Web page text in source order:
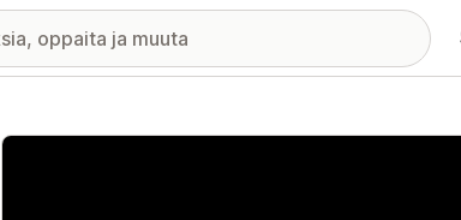
Esittelykuvagalleria